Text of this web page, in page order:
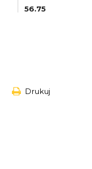
56.75
Drukuj